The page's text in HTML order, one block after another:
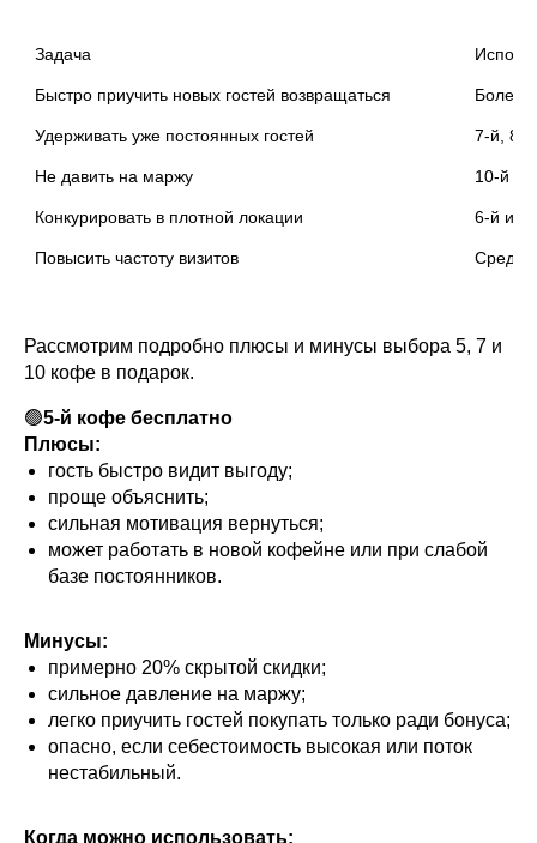
Задача
Быстро приучить новых гостей возвращаться Более
Удерживать уже постоянных гостей 7-й, 8-
Не давить на маржу 10-й
Конкурировать в плотной локации 6-й или
Повысить частоту визитов
Рассмотрим подробно плюсы и минусы выбора 5, 7 и
10 кофе в подарок.
🟢5-й кофе бесплатно
Плюсы:
гость быстро видит выгоду;
проще объяснить;
сильная мотивация вернуться;
может работать в новой кофейне или при слабой
базе постоянников.
Минусы:
примерно 20% скрытой скидки;
сильное давление на маржу;
легко приучить гостей покупать только ради бонуса;
опасно, если себестоимость высокая или поток
нестабильный.
Когда можно использовать: